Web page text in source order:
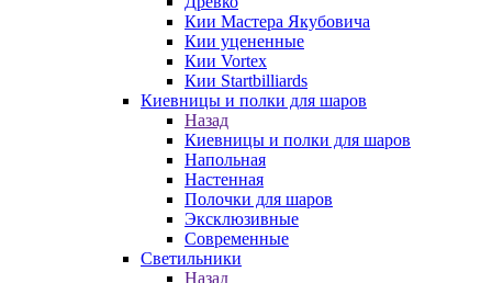
Кии Мастера Якубовича
Кии уцененные
Кии Vortex
Кии Startbilliards
Киевницы и полки для шаров
Назад
Киевницы и полки для шаров
Напольная
Настенная
Полочки для шаров
Эксклюзивные
Современные
Светильники
Назад